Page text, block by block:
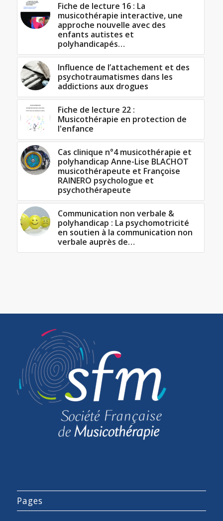
Fiche de lecture 16 : La
musicothérapie interactive, une
approche nouvelle avec des
enfants autistes et
polyhandicapés…
Influence de l’attachement et des
psychotraumatismes dans les
addictions aux drogues
Fiche de lecture 22 :
Musicothérapie en protection de
l'enfance
Cas clinique n°4 musicothérapie et
polyhandicap Anne-Lise BLACHOT
musicothérapeute et Françoise
RAINERO psychologue et
psychothérapeute
Communication non verbale &
polyhandicap : La psychomotricité
en soutien à la communication non
verbale auprès de…
Pages